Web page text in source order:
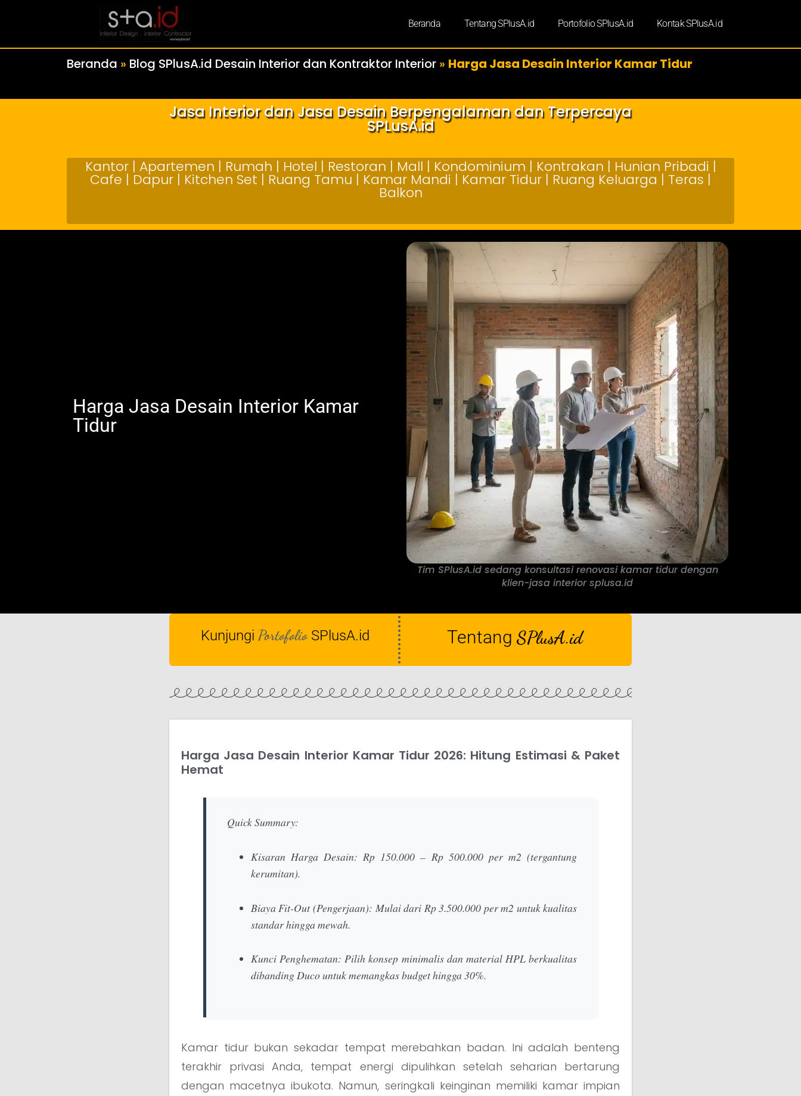
Beranda Tentang SPlusA.id Portofolio SPlusA.id Kontak SPlusA.id
Beranda » Blog SPlusA.id Desain Interior dan Kontraktor Interior » Harga Jasa Desain Interior Kamar Tidur
Jasa Interior dan Jasa Desain Berpengalaman dan Terpercaya
SPLusA.id
Kantor | Apartemen | Rumah | Hotel | Restoran | Mall | Kondominium | Kontrakan | Hunian Pribadi |
Cafe | Dapur | Kitchen Set | Ruang Tamu | Kamar Mandi | Kamar Tidur | Ruang Keluarga | Teras |
Balkon
Harga Jasa Desain Interior Kamar
Tidur
Tim SPlusA.id sedang konsultasi renovasi kamar tidur dengan
klien-jasa interior splusa.id
Kunjungi Portofolio SPlusA.id Tentang SPlusA.id
Harga Jasa Desain Interior Kamar Tidur 2026: Hitung Estimasi & Paket
Hemat
Quick Summary:
Kisaran Harga Desain: Rp 150.000 – Rp 500.000 per m2 (tergantung
kerumitan).
Biaya Fit-Out (Pengerjaan): Mulai dari Rp 3.500.000 per m2 untuk kualitas
standar hingga mewah.
Kunci Penghematan: Pilih konsep minimalis dan material HPL berkualitas
dibanding Duco untuk memangkas budget hingga 30%.
Kamar tidur bukan sekadar tempat merebahkan badan. Ini adalah benteng
terakhir privasi Anda, tempat energi dipulihkan setelah seharian bertarung
dengan macetnya ibukota. Namun, seringkali keinginan memiliki kamar impian